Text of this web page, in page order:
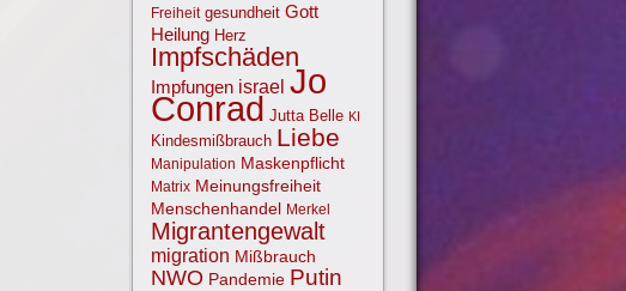
Freiheit gesundheit Gott
Heilung Herz
Impfschäden
Impfungen israel Jo
Conrad Jutta Belle KI
Kindesmißbrauch Liebe
Manipulation Maskenpflicht
Matrix Meinungsfreiheit
Menschenhandel Merkel
Migrantengewalt
migration Mißbrauch
NWO Pandemie Putin